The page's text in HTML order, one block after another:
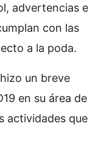
advertencias e
con las
a la poda.
un breve
en su área de
actividades que